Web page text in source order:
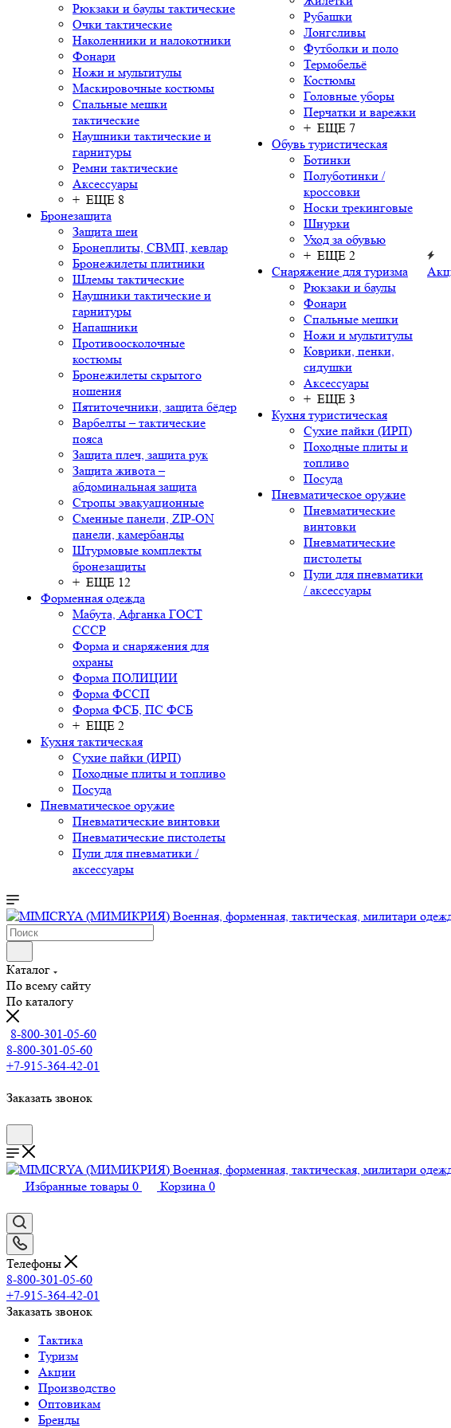
Рюкзаки и баулы тактические
Очки тактические
Наколенники и налокотники
Фонари
Ножи и мультитулы
Маскировочные костюмы
Спальные мешки
тактические
Наушники тактические и
гарнитуры
Ремни тактические
Аксессуары
+ ЕЩЕ 8
Бронезащита
Защита шеи
Бронеплиты, СВМП, кевлар
Бронежилеты плитники
Шлемы тактические
Наушники тактические и
гарнитуры
Напашники
Противоосколочные
костюмы
Бронежилеты скрытого
ношения
Пятиточечники, защита бёдер
Варбелты – тактические
пояса
Защита плеч, защита рук
Защита живота –
абдоминальная защита
Стропы эвакуационные
Сменные панели, ZIP-ON
панели, камербанды
Штурмовые комплекты
бронезащиты
+ ЕЩЕ 12
Форменная одежда
Мабута, Афганка ГОСТ
СССР
Форма и снаряжения для
охраны
Форма ПОЛИЦИИ
Форма ФССП
Форма ФСБ, ПС ФСБ
+ ЕЩЕ 2
Кухня тактическая
Сухие пайки (ИРП)
Походные плиты и топливо
Посуда
Пневматическое оружие
Пневматические винтовки
Пневматические пистолеты
Пули для пневматики /
аксессуары
Рубашки
Лонгсливы
Футболки и поло
Термобельё
Костюмы
Головные уборы
Перчатки и варежки
+ ЕЩЕ 7
Обувь туристическая
Ботинки
Полуботинки /
кроссовки
Носки трекинговые
Шнурки
Уход за обувью
+ ЕЩЕ 2
Снаряжение для туризма
Рюкзаки и баулы
Фонари
Спальные мешки
Ножи и мультитулы
Коврики, пенки,
сидушки
Аксессуары
+ ЕЩЕ 3
Кухня туристическая
Сухие пайки (ИРП)
Походные плиты и
топливо
Посуда
Пневматическое оружие
Пневматические
винтовки
Пневматические
пистолеты
Пули для пневматики
/ аксессуары
Каталог
По всему сайту
По каталогу
8-800-301-05-60
8-800-301-05-60
+7-915-364-42-01
Заказать звонок
Избранные товары 0 Корзина 0
Телефоны
8-800-301-05-60
+7-915-364-42-01
Заказать звонок
Тактика
Туризм
Акции
Производство
Оптовикам
Бренды